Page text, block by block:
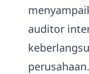
auditor
perusahaan.